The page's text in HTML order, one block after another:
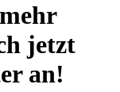
jetzt
an!